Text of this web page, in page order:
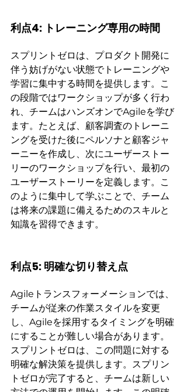
利点4: トレーニング専用の時間
スプリントゼロは、プロダクト開発に
伴う妨げがない状態でトレーニングや
学習に集中する時間を提供します。こ
の段階ではワークショップが多く行わ
れ、チームはハンズオンでAgileを学び
ます。たとえば、顧客調査のトレーニ
ングを受けた後にペルソナと顧客ジャ
ーニーを作成し、次にユーザーストー
リーのワークショップを行い、最初の
ユーザーストーリーを定義します。こ
のように集中して学ぶことで、チーム
は将来の課題に備えるためのスキルと
知識を習得できます。
利点5: 明確な切り替え点
Agileトランスフォーメーションでは、
チームが従来の作業スタイルを変更
し、Agileを採用するタイミングを明確
にすることが難しい場合があります。
スプリントゼロは、この問題に対する
明確な解決策を提供します。スプリン
トゼロが完了すると、チームは新しい